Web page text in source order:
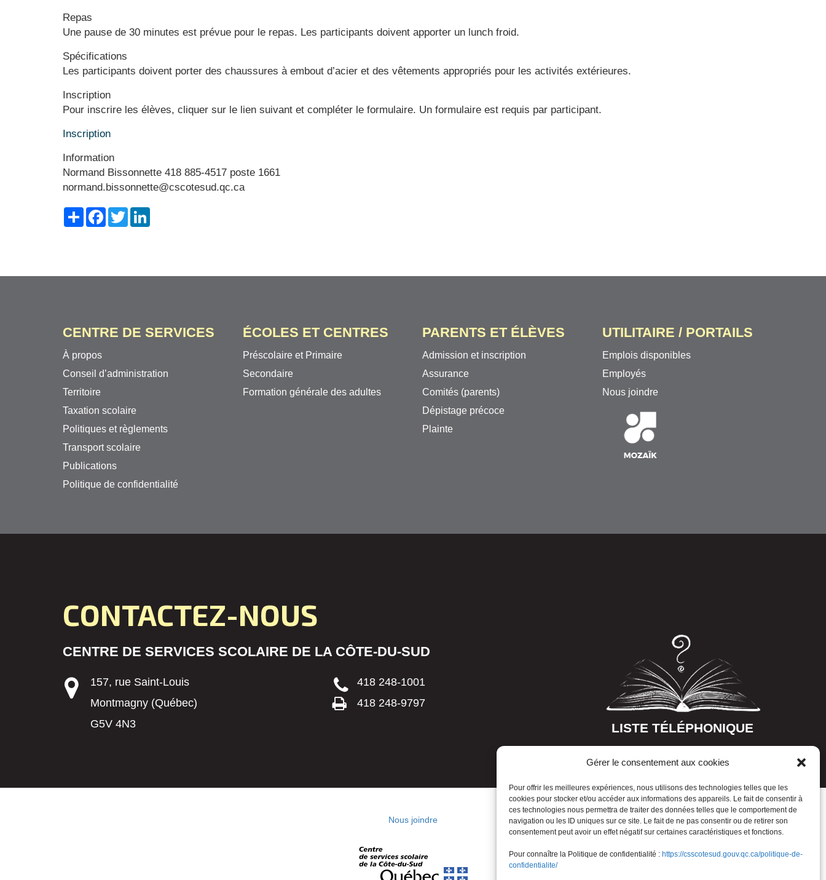
Gérer le consentement aux cookies
Pour offrir les meilleures expériences, nous utilisons des technologies telles que les
cookies pour stocker et/ou accéder aux informations des appareils. Le fait de consentir à
ces technologies nous permettra de traiter des données telles que le comportement de
navigation ou les ID uniques sur ce site. Le fait de ne pas consentir ou de retirer son
consentement peut avoir un effet négatif sur certaines caractéristiques et fonctions.
Pour connaître la Politique de confidentialité : https://csscotesud.gouv.qc.ca/politique-de-
confidentialite/
Repas
Une pause de 30 minutes est prévue pour le repas. Les participants doivent apporter un lunch froid.
Spécifications
Les participants doivent porter des chaussures à embout d’acier et des vêtements appropriés pour les activités extérieures.
Inscription
Pour inscrire les élèves, cliquer sur le lien suivant et compléter le formulaire. Un formulaire est requis par participant.
Inscription
Information
Normand Bissonnette 418 885-4517 poste 1661
normand.bissonnette@cscotesud.qc.ca
ShareFacebook
Twitter
CENTRE DE SERVICES
À propos
Conseil d’administration
Territoire
Taxation scolaire
Politiques et règlements
Transport scolaire
Publications
Politique de confidentialité
ÉCOLES ET CENTRES
Préscolaire et Primaire
Secondaire
Formation générale des adultes
PARENTS ET ÉLÈVES
Admission et inscription
Assurance
Comités (parents)
Dépistage précoce
Plainte
UTILITAIRE / PORTAILS
Emplois disponibles
Employés
Nous joindre
CONTACTEZ-NOUS
CENTRE DE SERVICES SCOLAIRE DE LA CÔTE-DU-SUD
157, rue Saint-Louis
Montmagny (Québec)
G5V 4N3
418 248-1001
418 248-9797
LISTE TÉLÉPHONIQUE
Nous joindre